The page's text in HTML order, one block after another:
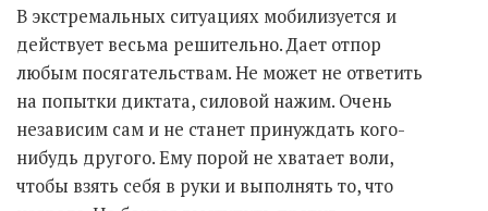
В экстремальных ситуациях мобилизуется и
действует весьма решительно. Дает отпор
любым посягательствам. Не может не ответить
на попытки диктата, силовой нажим. Очень
независим сам и не станет принуждать кого-
нибудь другого. Ему порой не хватает воли,
чтобы взять себя в руки и выполнять то, что